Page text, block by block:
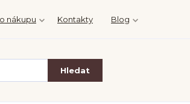
nákupu Kontakty Blog
Hledat